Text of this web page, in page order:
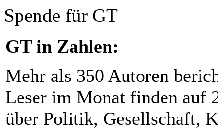
Spende für GT
GT in Zahlen:
Mehr als 350 Autoren
Leser im Monat finden auf
über Politik, Gesellschaft,